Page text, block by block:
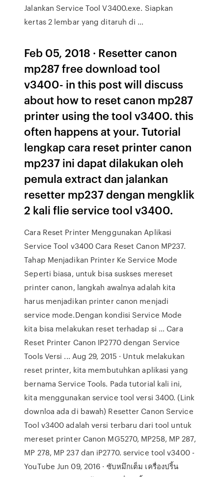
Jalankan Service Tool V3400.exe. Siapkan
kertas 2 lembar yang ditaruh di …
Feb 05, 2018 · Resetter canon
mp287 free download tool
v3400- in this post will discuss
about how to reset canon mp287
printer using the tool v3400. this
often happens at your. Tutorial
lengkap cara reset printer canon
mp237 ini dapat dilakukan oleh
pemula extract dan jalankan
resetter mp237 dengan mengklik
2 kali flie service tool v3400.
Cara Reset Printer Menggunakan Aplikasi
Service Tool v3400 Cara Reset Canon MP237.
Tahap Menjadikan Printer Ke Service Mode
Seperti biasa, untuk bisa suskses mereset
printer canon, langkah awalnya adalah kita
harus menjadikan printer canon menjadi
service mode.Dengan kondisi Service Mode
kita bisa melakukan reset terhadap si … Cara
Reset Printer Canon IP2770 dengan Service
Tools Versi ... Aug 29, 2015 · Untuk melakukan
reset printer, kita membutuhkan aplikasi yang
bernama Service Tools. Pada tutorial kali ini,
kita menggunakan service tool versi 3400. (Link
downloa ada di bawah) Resetter Canon Service
Tool v3400 adalah versi terbaru dari tool untuk
mereset printer Canon MG5270, MP258, MP 287,
MP 278, MP 237 dan iP2770. service tool v3400 -
YouTube Jun 09, 2016 · ซับหมึกเต็ม เครื่องปริ้น